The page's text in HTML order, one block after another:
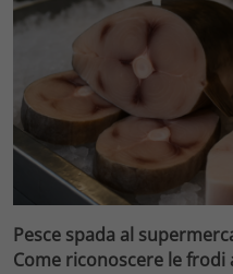
Pesce spada al
Come riconoscere le